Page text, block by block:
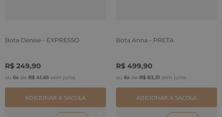
Bota Denise - EXPRESSO
R$ 249,90
ou 6x de R$ 41,65 sem juros
ADICIONAR A SACOLA
Bota Anna - PRETA
R$ 499,90
ou 6x de R$ 83,31 sem juros
ADICIONAR A SACOLA